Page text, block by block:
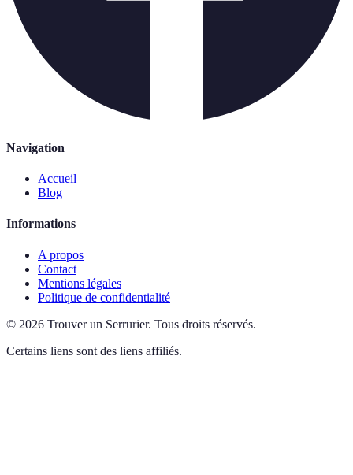
Navigation
Accueil
Blog
Informations
A propos
Contact
Mentions légales
Politique de confidentialité
© 2026 Trouver un Serrurier. Tous droits réservés.
Certains liens sont des liens affiliés.